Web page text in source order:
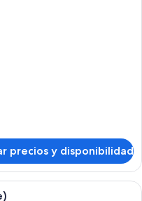
precios y disponibilidad
habitación de hotel moderna